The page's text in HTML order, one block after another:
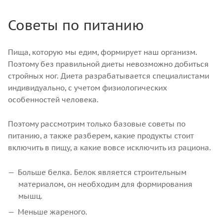
Советы по питанию
Пища, которую мы едим, формирует наш организм.
Поэтому без правильной диеты невозможно добиться
стройных ног. Диета разрабатывается специалистами
индивидуально, с учетом физиологических
особенностей человека.
Поэтому рассмотрим только базовые советы по
питанию, а также разберем, какие продукты стоит
включить в пищу, а какие вовсе исключить из рациона.
Больше белка. Белок является строительным
материалом, он необходим для формирования
мышц.
Меньше жареного.